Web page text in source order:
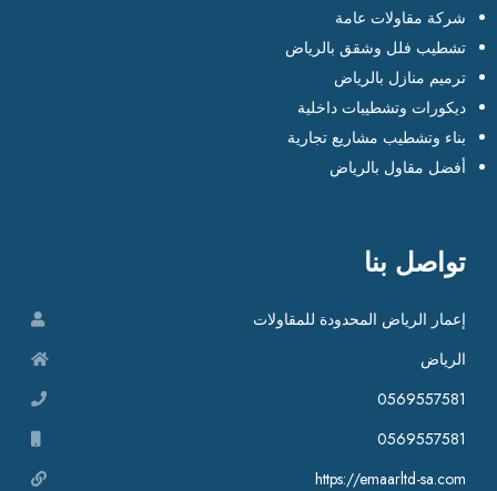
شركة مقاولات عامة
تشطيب فلل وشقق بالرياض
ترميم منازل بالرياض
ديكورات وتشطيبات داخلية
بناء وتشطيب مشاريع تجارية
أفضل مقاول بالرياض
تواصل بنا
إعمار الرياض المحدودة للمقاولات
الرياض
0569557581
0569557581
https://emaarltd-sa.com